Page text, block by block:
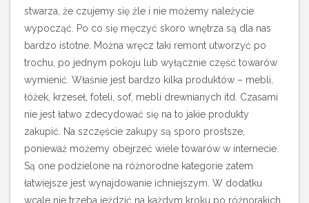
stwarza, że czujemy się źle i nie możemy należycie
wypocząć. Po co się męczyć skoro wnętrza są dla nas
bardzo istotne. Można wręcz taki remont utworzyć po
trochu, po jednym pokoju lub wyłącznie część towarów
wymienić. Właśnie jest bardzo kilka produktów – mebli,
łóżek, krzeseł, foteli, sof, mebli drewnianych itd. Czasami
nie jest łatwo zdecydować się na to jakie produkty
zakupić. Na szczęście zakupy są sporo prostsze,
ponieważ możemy obejrzeć wiele towarów w internecie.
Są one podzielone na różnorodne kategorie zatem
łatwiejsze jest wynajdowanie ichniejszym. W dodatku
wcale nie trzeba jeździć na każdym kroku po różnorakich